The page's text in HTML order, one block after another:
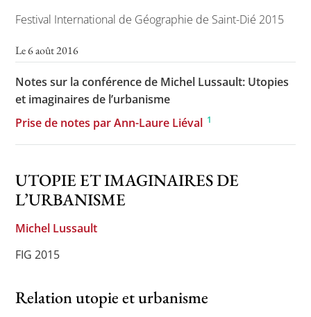
Toutes les actualités
Les rendez-vous de l’APHG
Critique d’ouvrages publiés
Festival International de Géographie de Saint-Dié 2015
Le 6 août 2016
Notes sur la conférence de Michel Lussault: Utopies
et imaginaires de l’urbanisme
Prise de notes par Ann-Laure Liéval 1
UTOPIE ET IMAGINAIRES DE
L’URBANISME
Michel Lussault
FIG 2015
Relation utopie et urbanisme